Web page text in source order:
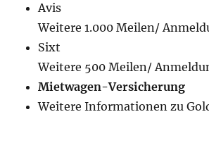
Avis
Weitere 1.000 Meilen/
Sixt
Weitere 500 Meilen/
Mietwagen-Versicherung
Weitere Informationen zu